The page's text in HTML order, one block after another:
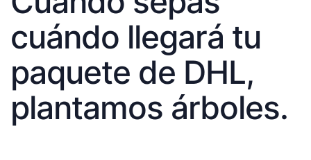
cuándo llegará tu
paquete de DHL,
plantamos árboles.